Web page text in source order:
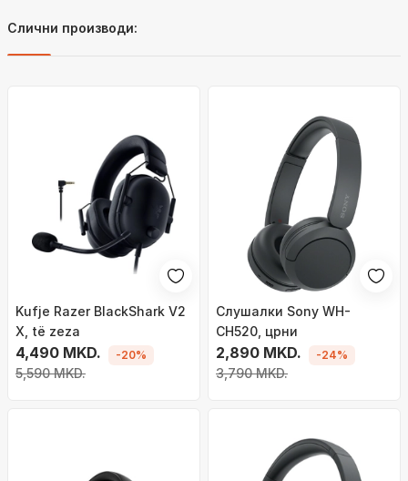
Слични производи:
Kufje Razer BlackShark V2
X, të zeza
4,490 MKD.
5,590 MKD.
-20%
Слушалки Sony WH-
CH520, црни
2,890 MKD.
3,790 MKD.
-24%